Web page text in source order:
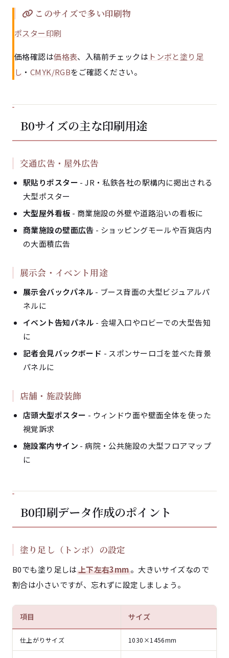
このサイズで多い印刷物
ポスター印刷
価格確認は価格表、入稿前チェックは トンボと塗り足
し ・ CMYK/RGBをご確認ください。
B0サイズの主な印刷用途
交通広告・屋外広告
駅貼りポスター - JR・私鉄各社の駅構内に掲出される
大型ポスター
大型屋外看板 - 商業施設の外壁や道路沿いの看板に
商業施設の壁面広告 - ショッピングモールや百貨店内
の大面積広告
展示会・イベント用途
展示会バックパネル - ブース背面の大型ビジュアルパ
ネルに
イベント告知パネル - 会場入口やロビーでの大型告知
に
記者会見バックボード - スポンサーロゴを並べた背景
パネルに
店舗・施設装飾
店頭大型ポスター - ウィンドウ面や壁面全体を使った
視覚訴求
施設案内サイン - 病院・公共施設の大型フロアマップ
に
B0印刷データ作成のポイント
塗り足し（トンボ）の設定
B0でも塗り足しは上下左右3mm。大きいサイズなので
割合は小さいですが、忘れずに設定しましょう。
項目 サイズ
仕上がりサイズ 1030×1456mm